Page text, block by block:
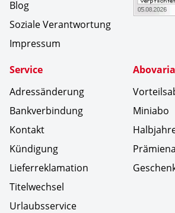
Blog
Soziale Verantwortung
Impressum
Service
Adressänderung
Bankverbindung
Kontakt
Kündigung
Lieferreklamation
Titelwechsel
Urlaubsservice
Miniabo